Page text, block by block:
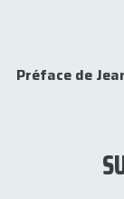
Préface de